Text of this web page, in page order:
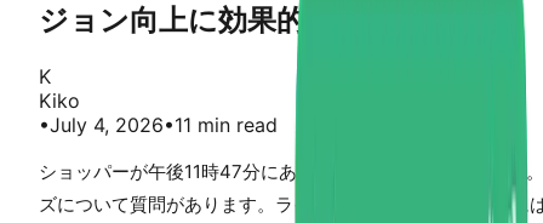
ジョン向上に効果的なのは？
K
Kiko
•July 4, 2026•11 min read
ショッパーが午後11時47分にあなたのShopifyストアを訪問
ズについて質問があります。ライブチャットウィジェットに